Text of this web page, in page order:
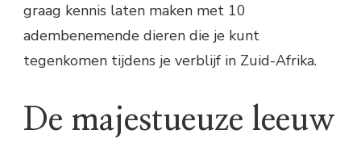
graag kennis laten maken met 10
adembenemende dieren die je kunt
tegenkomen tijdens je verblijf in Zuid-Afrika.
De majestueuze leeuw